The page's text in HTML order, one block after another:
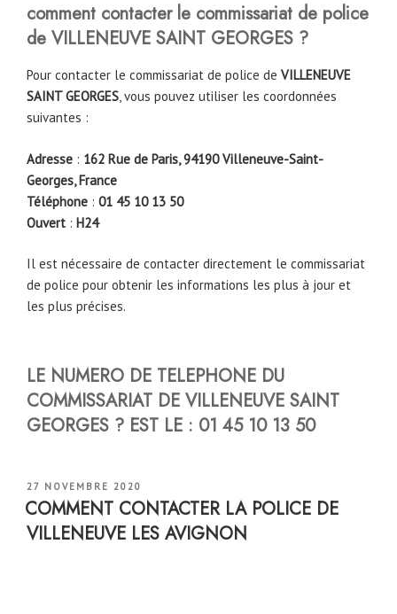
comment contacter le commissariat de police
de VILLENEUVE SAINT GEORGES ?
Pour contacter le commissariat de police de VILLENEUVE
SAINT GEORGES, vous pouvez utiliser les coordonnées
suivantes :
Adresse : 162 Rue de Paris, 94190 Villeneuve-Saint-
Georges, France
Téléphone : 01 45 10 13 50
Ouvert : H24
Il est nécessaire de contacter directement le commissariat
de police pour obtenir les informations les plus à jour et
les plus précises.
LE NUMERO DE TELEPHONE DU
COMMISSARIAT DE VILLENEUVE SAINT
GEORGES ? EST LE : 01 45 10 13 50
PUBLIÉ
LE
27 NOVEMBRE 2020
COMMENT CONTACTER LA POLICE DE
VILLENEUVE LES AVIGNON